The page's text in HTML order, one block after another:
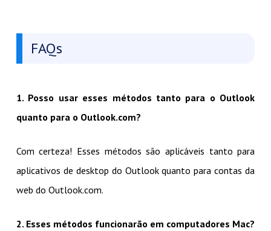
FAQs
1. Posso usar esses métodos tanto para o Outlook
quanto para o Outlook.com?
Com certeza! Esses métodos são aplicáveis tanto para
aplicativos de desktop do Outlook quanto para contas da
web do Outlook.com.
2. Esses métodos funcionarão em computadores Mac?